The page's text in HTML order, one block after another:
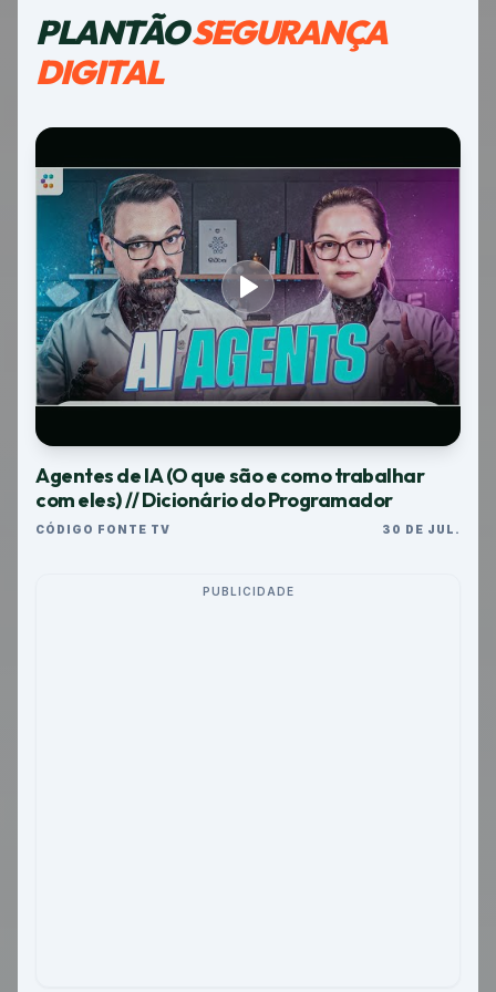
PLANTÃOSEGURANÇA
DIGITAL
Agentes de IA (O que são e como trabalhar
com eles) // Dicionário do Programador
CÓDIGO FONTE TV 30 DE JUL.
PUBLICIDADE